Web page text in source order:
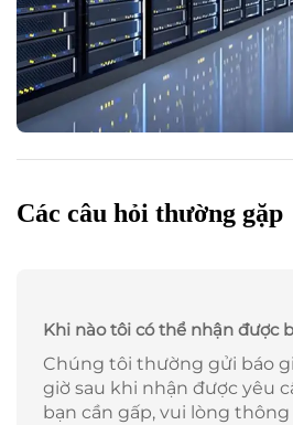
Các câu hỏi thường gặp
Khi nào tôi có thể nhận được
Chúng tôi thường gửi báo
giờ sau khi nhận được yêu
bạn cần gấp, vui lòng